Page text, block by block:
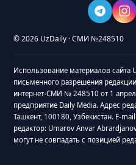
© 2026 UzDaily · СМИ №248510
Использование материалов сайта
письменного разрешения
интернет-СМИ № 248510 от 1
предприятие Daily Media. Адрес
Ташкент, 100180, Узбекистан. E-
редактор: Umarov Anvar
могут не совпадать с позицией